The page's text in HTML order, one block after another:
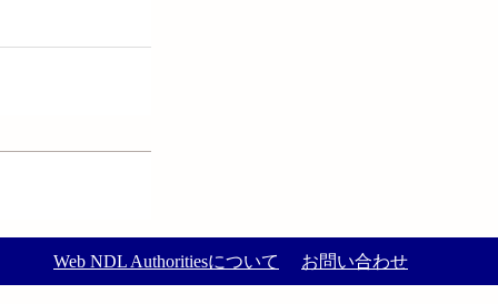
Web NDL Authoritiesについて お問い合わせ